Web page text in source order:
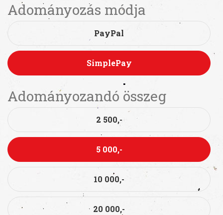
Adományozás módja
PayPal
SimplePay
Adományozandó összeg
2 500,-
5 000,-
10 000,-
20 000,-